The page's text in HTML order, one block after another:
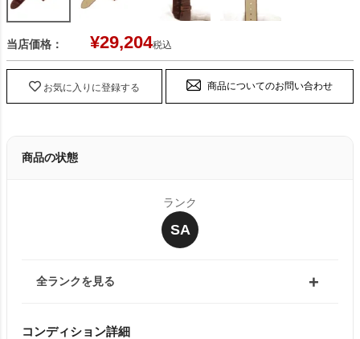
当店価格： ¥29,204税込
お気に入りに登録する 商品についてのお問い合わせ
商品の状態
ランク
SA
全ランクを見る
コンディション詳細